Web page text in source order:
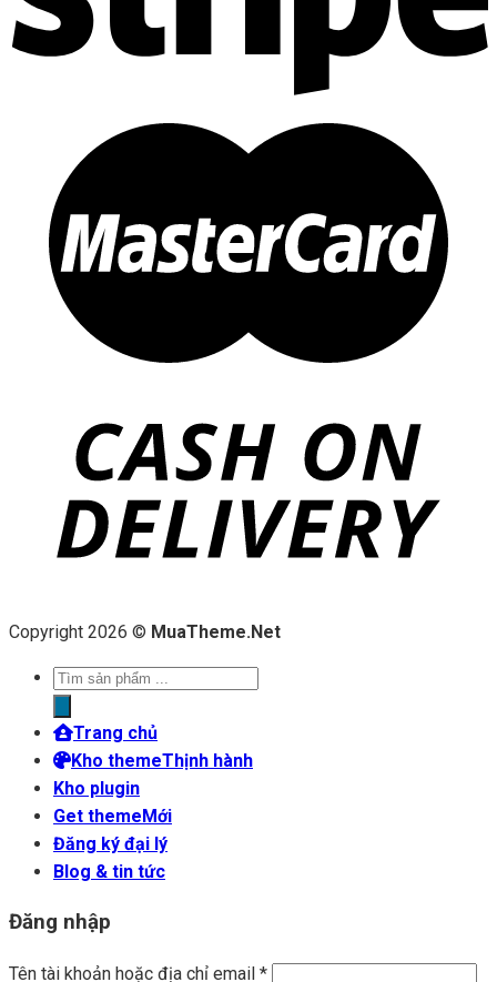
Copyright 2026 © MuaTheme.Net
Tìm
sản
phẩm
Trang chủ
Kho theme
Kho plugin
Get theme
Đăng ký đại lý
Blog & tin tức
Đăng nhập
Tên tài khoản hoặc địa chỉ email *